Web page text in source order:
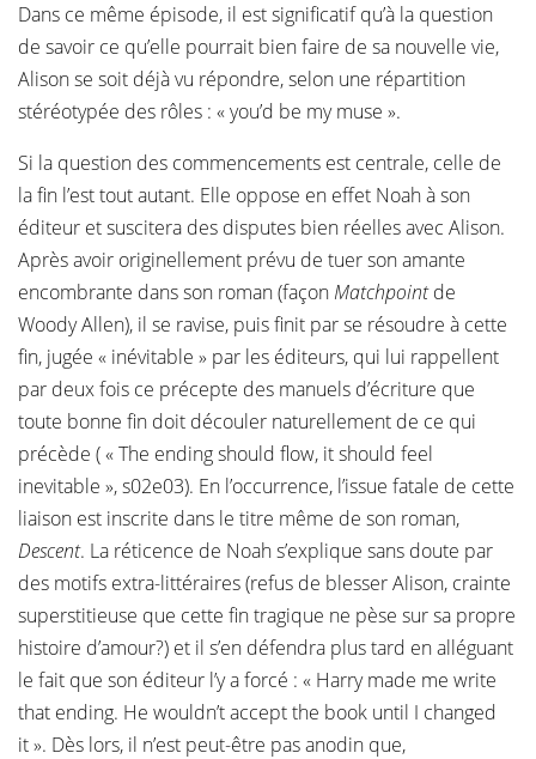
Dans ce même épisode, il est significatif qu’à la question
de savoir ce qu’elle pourrait bien faire de sa nouvelle vie,
Alison se soit déjà vu répondre, selon une répartition
stéréotypée des rôles : « you’d be my muse ».
Si la question des commencements est centrale, celle de
la fin l’est tout autant. Elle oppose en effet Noah à son
éditeur et suscitera des disputes bien réelles avec Alison.
Après avoir originellement prévu de tuer son amante
encombrante dans son roman (façon Matchpointde
Woody Allen), il se ravise, puis finit par se résoudre à cette
fin, jugée « inévitable » par les éditeurs, qui lui rappellent
par deux fois ce précepte des manuels d’écriture que
toute bonne fin doit découler naturellement de ce qui
précède ( « The ending should flow, it should feel
inevitable », s02e03). En l’occurrence, l’issue fatale de cette
liaison est inscrite dans le titre même de son roman,
Descent. La réticence de Noah s’explique sans doute par
des motifs extra-littéraires (refus de blesser Alison, crainte
superstitieuse que cette fin tragique ne pèse sur sa propre
histoire d’amour?) et il s’en défendra plus tard en alléguant
le fait que son éditeur l’y a forcé : « Harry made me write
that ending. He wouldn’t accept the book until I changed
it ». Dès lors, il n’est peut-être pas anodin que,